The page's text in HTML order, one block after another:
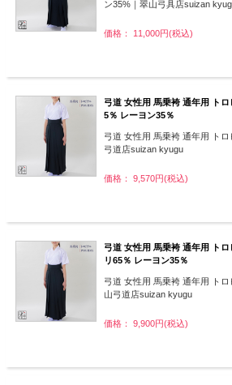
ン35%｜翠山弓具店suizan
価格： 11,000円(税込)
弓道 女性用 馬乗袴 通年用 ト
5％ レーヨン35％
弓道 女性用 馬乗袴 通年用 ト
弓道店suizan kyugu
価格： 9,570円(税込)
弓道 女性用 馬乗袴 通年用 ト
リ65％ レーヨン35％
弓道 女性用 馬乗袴 通年用 ト
山弓道店suizan kyugu
価格： 9,900円(税込)